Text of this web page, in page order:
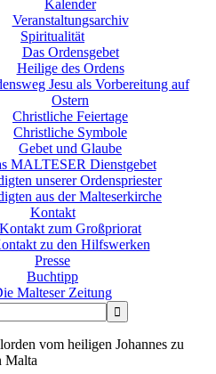
Kalender
Veranstaltungsarchiv
Spiritualität
Das Ordensgebet
Heilige des Ordens
Jesu als Vorbereitung auf
Ostern
Christliche Feiertage
Christliche Symbole
Gebet und Glaube
MALTESER Dienstgebet
unserer Ordenspriester
aus der Malteserkirche
Kontakt
Kontakt zum Großpriorat
zu den Hilfswerken
Presse
Buchtipp
Malteser Zeitung
vom heiligen Johannes zu
Malta